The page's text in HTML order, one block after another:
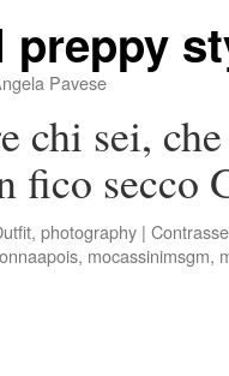
preppy
Pavese
chi sei,
fico secco
, photography |
, mocassinimsgm,